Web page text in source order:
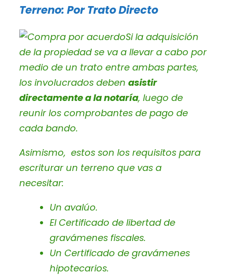
Terreno: Por Trato Directo
Si la adquisición
de la propiedad se va a llevar a cabo por
medio de un trato entre ambas partes,
los involucrados deben asistir
directamente a la notaría, luego de
reunir los comprobantes de pago de
cada bando.
Asimismo, estos son los requisitos para
escriturar un terreno que vas a
necesitar:
Un avalúo.
El Certificado de libertad de
gravámenes fiscales.
Un Certificado de gravámenes
hipotecarios.